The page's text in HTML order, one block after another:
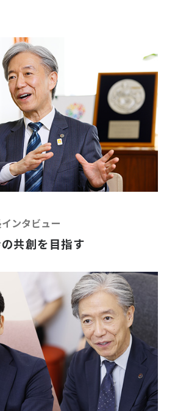
ンタビュー
共創を目指す